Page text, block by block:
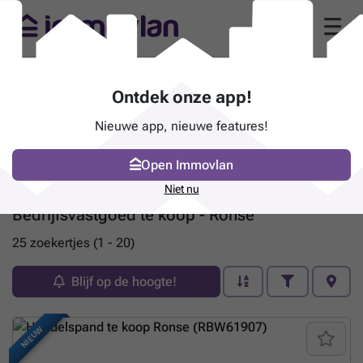
Bedrijfsvastgoed te koop - Ronse
25 zoekertjes (1 - 20)
Blijf op de hoogte!
NIEUW
Ontdek onze app!
Nieuwe app, nieuwe features!
Open Immovlan
Niet nu